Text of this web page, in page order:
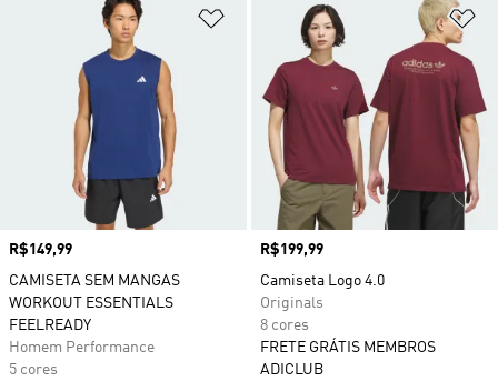
Adicionar à Lista de Desejos
Preço
R$149,99
CAMISETA SEM MANGAS
WORKOUT ESSENTIALS
FEELREADY
Homem Performance
5 cores
Preço
R$199,99
Camiseta Logo 4.0
Originals
8 cores
FRETE GRÁTIS MEMBROS
ADICLUB